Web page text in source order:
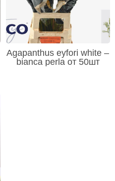
Agapanthus eyfori white –
bianca perla от 50шт